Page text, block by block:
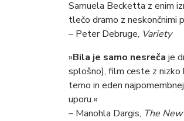
Samuela Becketta z enim
tlečo dramo z neskončnimi
– Peter Debruge, Variety
»Bila je samo nesreča je
splošno), film ceste z nizko
temo in eden
uporu.«
– Manohla Dargis, The